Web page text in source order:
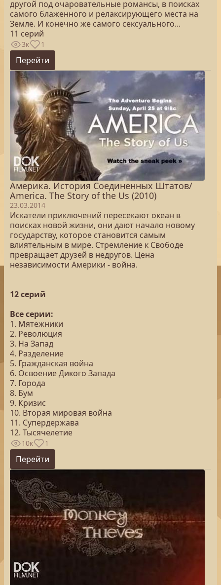
другой под очаровательные романсы, в поисках
самого блаженного и релаксирующего места на
Земле. И конечно же самого сексуального...
11 серий
3к 1
Перейти
Америка. История Соединенных Штатов/
America. The Story of the Us (2010)
23.03.2014
Искатели приключений пересекают океан в
поисках новой жизни, они дают начало новому
государству, которое становится самым
влиятельным в мире. Стремление к Свободе
превращает друзей в недругов. Цена
независимости Америки - война.
12 серий
Все серии:
1. Мятежники
2. Революция
3. На Запад
4. Разделение
5. Гражданская война
6. Освоение Дикого Запада
7. Города
8. Бум
9. Кризис
10. Вторая мировая война
11. Супердержава
12. Тысячелетие
10к 1
Перейти